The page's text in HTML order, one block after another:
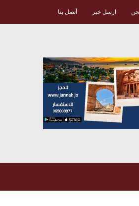
ارسل خبر أتصل بنا